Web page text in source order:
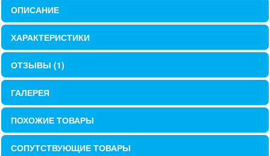
ОПИСАНИЕ
ХАРАКТЕРИСТИКИ
ОТЗЫВЫ (1)
ГАЛЕРЕЯ
ПОХОЖИЕ ТОВАРЫ
СОПУТСТВУЮЩИЕ ТОВАРЫ